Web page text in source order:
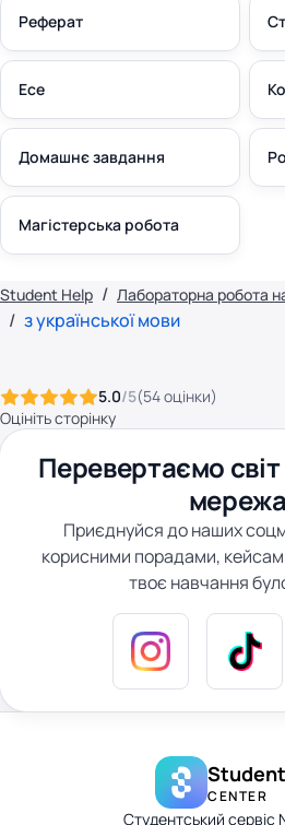
Реферат
Есе
Домашнє завдання
Магістерська робота
Student Help Лабораторна робота
з української мови
5.0/5(54оцінки)
Оцініть сторінку
Перевертаємо
Приєднуйся до наших
корисними порадами,
твоє навчання
CENTER
Студентський сервіс